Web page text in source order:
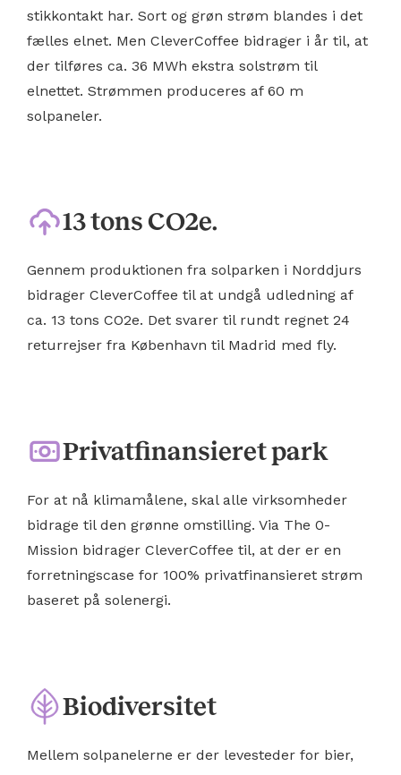
stikkontakt har. Sort og grøn strøm blandes i det
fælles elnet. Men CleverCoffee bidrager i år til, at
der tilføres ca. 36 MWh ekstra solstrøm til
elnettet. Strømmen produceres af 60 m
solpaneler.
13 tons CO2e.
Gennem produktionen fra solparken i Norddjurs
bidrager CleverCoffee til at undgå udledning af
ca. 13 tons CO2e. Det svarer til rundt regnet 24
returrejser fra København til Madrid med fly.
Privatfinansieret park
For at nå klimamålene, skal alle virksomheder
bidrage til den grønne omstilling. Via The 0-
Mission bidrager CleverCoffee til, at der er en
forretningscase for 100% privatfinansieret strøm
baseret på solenergi.
Biodiversitet
Mellem solpanelerne er der levesteder for bier,